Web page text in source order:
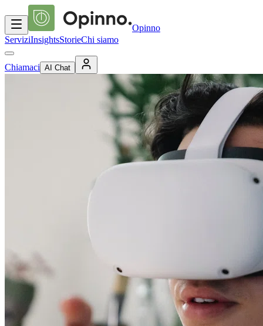
Opinno
ServiziInsightsStorieChi siamo
Chiamaci AI Chat